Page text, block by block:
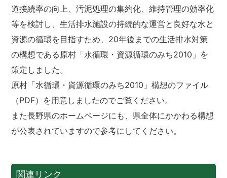
道接続率の向上、汚泥処理の集約化、維持管理の効率化
等を検討し、生活排水施設の持続的な運営と良好な水と
資源の循環を目指すため、20年後までの生活排水対策
の構想である原村「水循環・資源循環のみち2010」を
策定しました。
原村「水循環・資源循環のみち2010」構想のファイル
（PDF）を用意しましたのでご覧ください。
また長野県のホームページにも、県全体にかかわる構想
が公表されていますので参考にしてください。
関連リンク